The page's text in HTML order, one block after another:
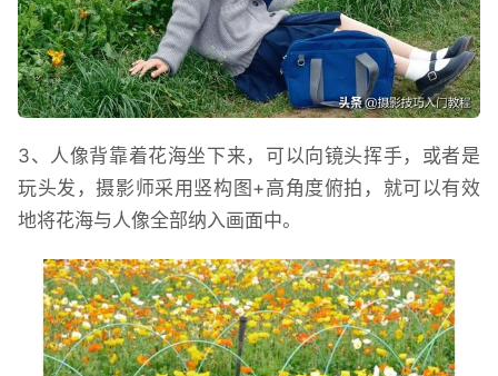
3、人像背靠着花海坐下来，可以向镜头挥手，或者是
玩头发，摄影师采用竖构图+高角度俯拍，就可以有效
地将花海与人像全部纳入画面中。